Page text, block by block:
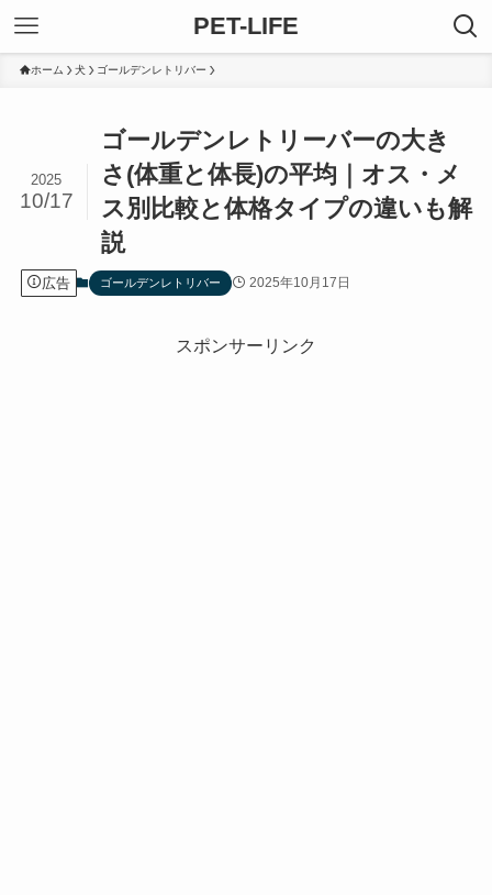
PET-LIFE
ホーム 犬 ゴールデンレトリバー
ゴールデンレトリーバーの大き
さ(体重と体長)の平均｜オス・メ
ス別比較と体格タイプの違いも解
説
2025
10/17
広告 ゴールデンレトリバー 2025年10月17日
スポンサーリンク